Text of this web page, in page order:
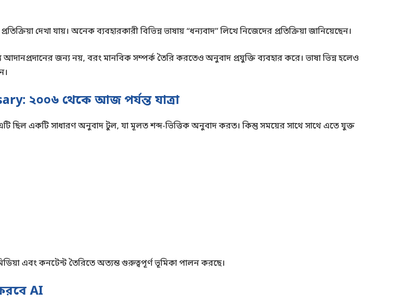
দেখা যায়। অনেক ব্যবহারকারী বিভিন্ন ভাষায় “ধন্যবাদ” লিখে নিজেদের প্রতিক্রিয়া জানিয়েছেন।
জন্য নয়, বরং মানবিক সম্পর্ক তৈরি করতেও অনুবাদ প্রযুক্তি ব্যবহার করে। ভাষা ভিন্ন হলেও
২০০৬ থেকে আজ পর্যন্ত যাত্রা
ছিল একটি সাধারণ অনুবাদ টুল, যা মূলত শব্দ-ভিত্তিক অনুবাদ করত। কিন্তু সময়ের সাথে সাথে এতে যুক্ত
এবং কনটেন্ট তৈরিতে অত্যন্ত গুরুত্বপূর্ণ ভূমিকা পালন করছে।
AI